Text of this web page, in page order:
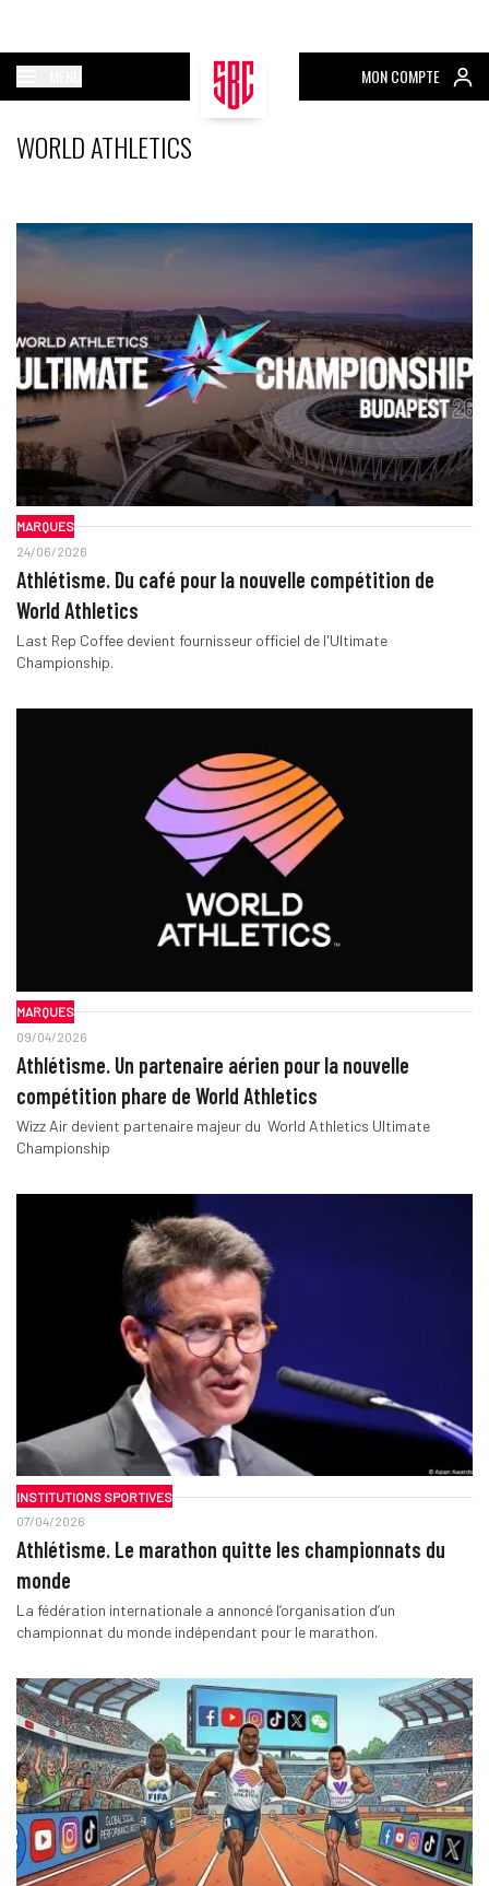
MON COMPTE
WORLD ATHLETICS
MARQUES
24/06/2026
Athlétisme. Du café pour la nouvelle compétition de
World Athletics
Last Rep Coffee devient fournisseur officiel de l'Ultimate
Championship.
MARQUES
09/04/2026
Athlétisme. Un partenaire aérien pour la nouvelle
compétition phare de World Athletics
Wizz Air devient partenaire majeur du World Athletics Ultimate
Championship
INSTITUTIONS SPORTIVES
07/04/2026
Athlétisme. Le marathon quitte les championnats du
monde
La fédération internationale a annoncé l’organisation d’un
championnat du monde indépendant pour le marathon.